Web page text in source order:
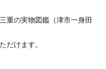
の実物図鑑（津市一身田
けます。